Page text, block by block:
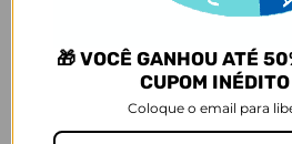
cancelamentos ou alterações
, pois o
ao estoque.
🎁 VOCÊ GANHOU ATÉ
CUPOM
Coloque o email para